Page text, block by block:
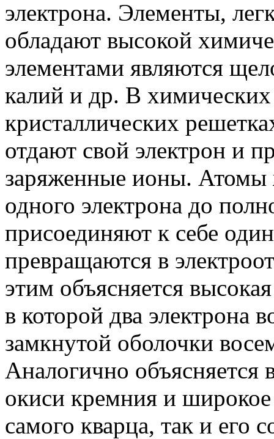
электрона. Элементы,
обладают высокой
элементами являются
калий и др. В
кристаллических
отдают свой электрон и
заряженные ионы. Атомы
одного электрона до
присоединяют к себе
превращаются в
этим объясняется
в которой два электрона
замкнутой оболочки
Аналогично объясняется
окиси кремния и широкое
самого кварца, так и его